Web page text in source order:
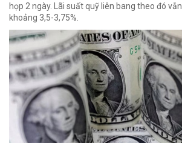
họp 2 ngày. Lãi suất quỹ liên bang theo đó
khoảng 3,5-3,75%.